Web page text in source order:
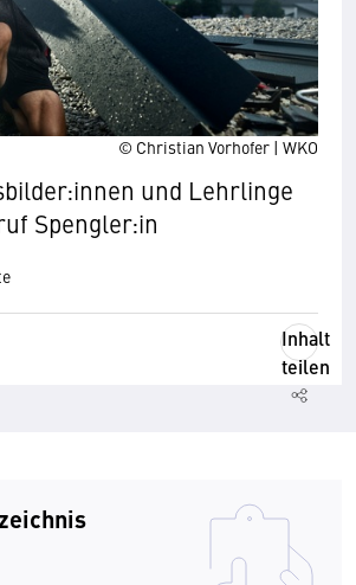
© Christian Vorhofer | WKO
und Lehrlinge
Spengler:in
Inhalt
teilen